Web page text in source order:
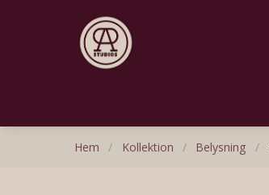
Hem / Kollektion / Belysning /